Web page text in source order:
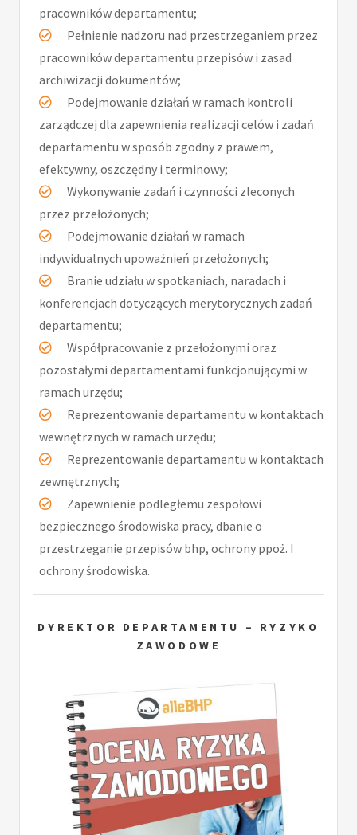
pracowników departamentu;
Pełnienie nadzoru nad przestrzeganiem przez
pracowników departamentu przepisów i zasad
archiwizacji dokumentów;
Podejmowanie działań w ramach kontroli
zarządczej dla zapewnienia realizacji celów i zadań
departamentu w sposób zgodny z prawem,
efektywny, oszczędny i terminowy;
Wykonywanie zadań i czynności zleconych
przez przełożonych;
Podejmowanie działań w ramach
indywidualnych upoważnień przełożonych;
Branie udziału w spotkaniach, naradach i
konferencjach dotyczących merytorycznych zadań
departamentu;
Współpracowanie z przełożonymi oraz
pozostałymi departamentami funkcjonującymi w
ramach urzędu;
Reprezentowanie departamentu w kontaktach
wewnętrznych w ramach urzędu;
Reprezentowanie departamentu w kontaktach
zewnętrznych;
Zapewnienie podległemu zespołowi
bezpiecznego środowiska pracy, dbanie o
przestrzeganie przepisów bhp, ochrony ppoż. I
ochrony środowiska.
DYREKTOR DEPARTAMENTU – RYZYKO
ZAWODOWE